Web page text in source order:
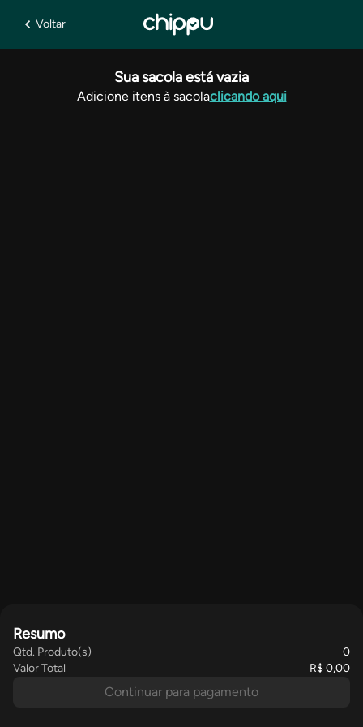
Voltar
Sua sacola está vazia
Adicione itens à sacolaclicando aqui
Resumo
Qtd. Produto(s)
0
Valor Total
R$ 0,00
Continuar para pagamento